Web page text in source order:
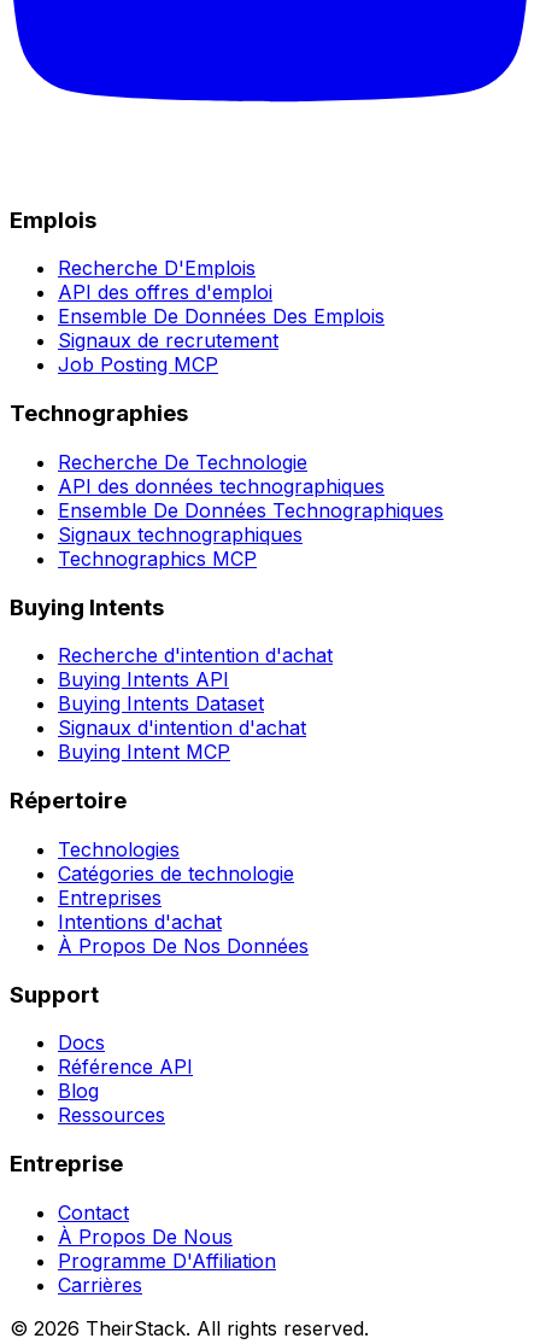
Emplois
Recherche D'Emplois
API des offres d'emploi
Ensemble De Données Des Emplois
Signaux de recrutement
Job Posting MCP
Technographies
Recherche De Technologie
API des données technographiques
Ensemble De Données Technographiques
Signaux technographiques
Technographics MCP
Buying Intents
Recherche d'intention d'achat
Buying Intents API
Buying Intents Dataset
Signaux d'intention d'achat
Buying Intent MCP
Répertoire
Technologies
Catégories de technologie
Entreprises
Intentions d'achat
À Propos De Nos Données
Support
Docs
Référence API
Blog
Ressources
Entreprise
Contact
À Propos De Nous
Programme D'Affiliation
Carrières
© 2026 TheirStack. All rights reserved.